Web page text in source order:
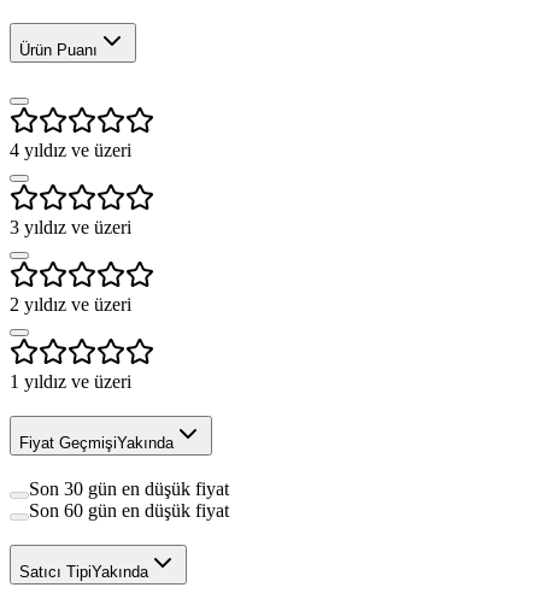
Ürün Puanı
4 yıldız ve üzeri
3 yıldız ve üzeri
2 yıldız ve üzeri
1 yıldız ve üzeri
Fiyat GeçmişiYakında
Son 30 gün en düşük fiyat
Son 60 gün en düşük fiyat
Satıcı TipiYakında